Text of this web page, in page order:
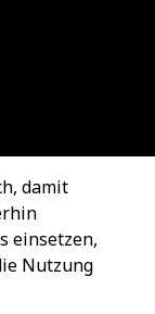
damit
einsetzen,
Nutzung